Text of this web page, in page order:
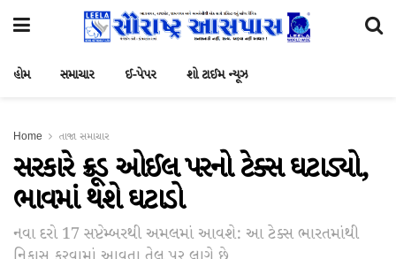
હોમ સમાચાર ઈ-પેપર શો ટાઈમ ન્યૂઝ
Home તાજા સમાચાર
સરકારે ક્રૂડ ઓઈલ પરનો ટેક્સ ઘટાડ્યો,
ભાવમાં થશે ઘટાડો
નવા દરો 17 સપ્ટેમ્બરથી અમલમાં આવશે: આ ટેક્સ ભારતમાંથી